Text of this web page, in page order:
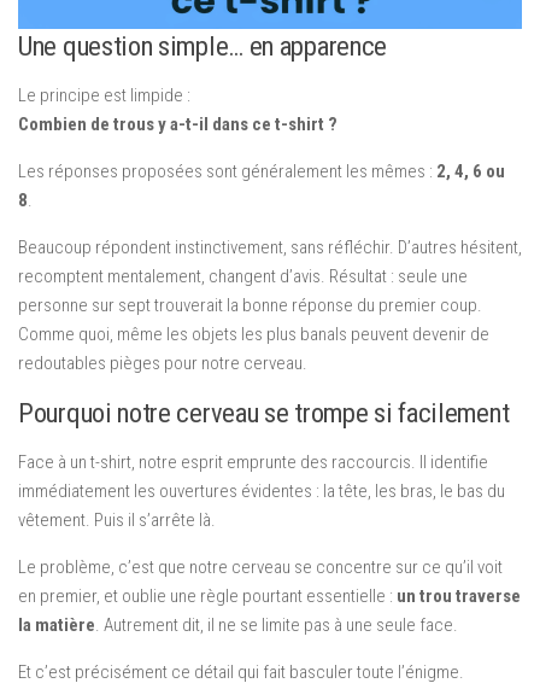
Une question simple… en apparence
Le principe est limpide :
Combien de trous y a-t-il dans ce t-shirt ?
Les réponses proposées sont généralement les mêmes : 2, 4, 6 ou
8.
Beaucoup répondent instinctivement, sans réfléchir. D’autres hésitent,
recomptent mentalement, changent d’avis. Résultat : seule une
personne sur sept trouverait la bonne réponse du premier coup.
Comme quoi, même les objets les plus banals peuvent devenir de
redoutables pièges pour notre cerveau.
Pourquoi notre cerveau se trompe si facilement
Face à un t-shirt, notre esprit emprunte des raccourcis. Il identifie
immédiatement les ouvertures évidentes : la tête, les bras, le bas du
vêtement. Puis il s’arrête là.
Le problème, c’est que notre cerveau se concentre sur ce qu’il voit
en premier, et oublie une règle pourtant essentielle : un trou traverse
la matière. Autrement dit, il ne se limite pas à une seule face.
Et c’est précisément ce détail qui fait basculer toute l’énigme.